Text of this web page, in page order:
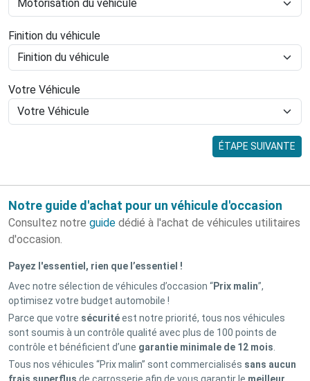
Finition du véhicule
Votre Véhicule
ÉTAPE SUIVANTE
Notre guide d'achat pour un véhicule d'occasion
Consultez notre guide dédié à l'achat de véhicules utilitaires
d'occasion.
Payez l'essentiel, rien que l’essentiel !
Avec notre sélection de véhicules d’occasion “Prix malin”,
optimisez votre budget automobile !
Parce que votre sécuritéest notre priorité, tous nos véhicules
sont soumis à un contrôle qualité avec plus de 100 points de
contrôle et bénéficient d’une garantie minimale de 12 mois
Tous nos véhicules “Prix malin” sont commercialisés sans aucun